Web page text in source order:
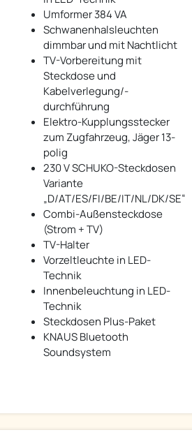
Umformer 384 VA
Schwanenhalsleuchten
dimmbar und mit Nachtlicht
TV-Vorbereitung mit
Steckdose und
Kabelverlegung/-
durchführung
Elektro-Kupplungsstecker
zum Zugfahrzeug, Jäger 13-
polig
230 V SCHUKO-Steckdosen
Variante
„D/AT/ES/FI/BE/IT/NL/DK/SE“
Combi-Außensteckdose
(Strom + TV)
TV-Halter
Vorzeltleuchte in LED-
Technik
Innenbeleuchtung in LED-
Technik
Steckdosen Plus-Paket
KNAUS Bluetooth
Soundsystem